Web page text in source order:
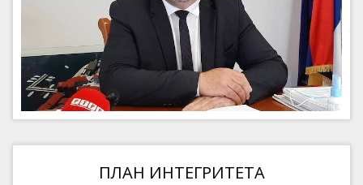
ПЛАН ИНТЕГРИТЕТА